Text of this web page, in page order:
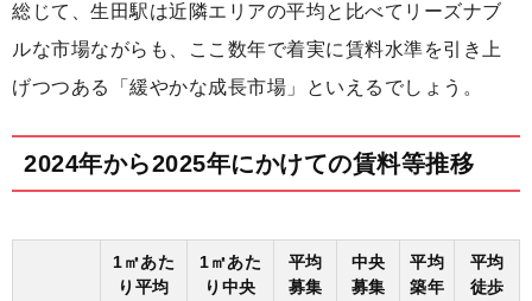
総じて、生田駅は近隣エリアの平均と比べてリーズナブ
ルな市場ながらも、ここ数年で着実に賃料水準を引き上
げつつある「緩やかな成長市場」といえるでしょう。
2024年から2025年にかけての賃料等推移
1㎡あた
り平均
1㎡あた
り中央
平均
募集
中央
募集
平均
築年
平均
徒歩